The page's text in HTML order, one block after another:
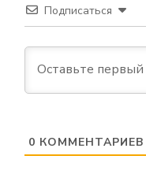
Подписаться
0 КОММЕНТАРИЕВ